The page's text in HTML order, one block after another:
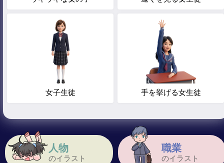
人物
のイラスト
職業
のイラスト
女子生徒 手を挙げる女生徒